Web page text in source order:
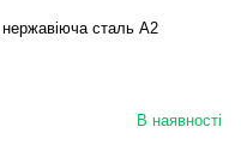
сталь A2
В наявності